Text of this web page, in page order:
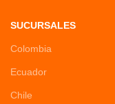
SUCURSALES
Colombia
Ecuador
Chile